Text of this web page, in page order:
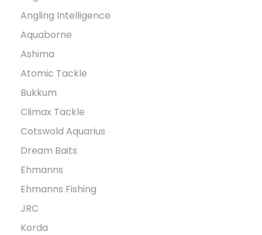
Angling Intelligence
Aquaborne
Ashima
Atomic Tackle
Bukkum
Climax Tackle
Cotswold Aquarius
Dream Baits
Ehmanns
Ehmanns Fishing
JRC
Korda